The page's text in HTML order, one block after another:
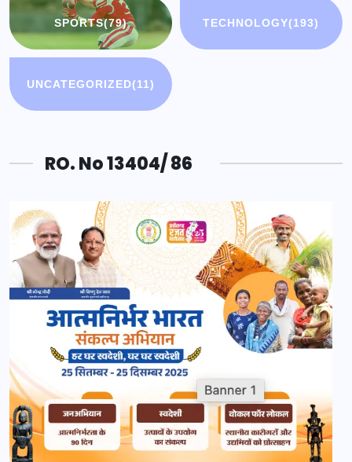
SPORTS(79) TECHNOLOGY(193)
UNCATEGORIZED(11)
RO. No 13404/ 86